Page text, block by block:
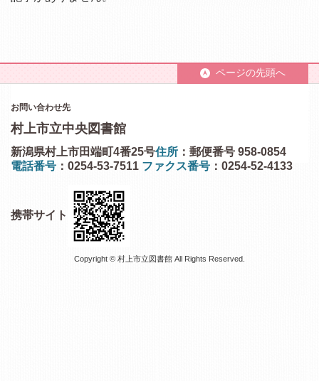
ページの先頭へ
お問い合わせ先
村上市立中央図書館
住所 ：郵便番号 958-0854
新潟県村上市田端町4番25号
電話番号 ：0254-53-7511 ファクス番号 ：0254-52-4133
携帯サイト
Copyright © 村上市立図書館 All Rights Reserved.